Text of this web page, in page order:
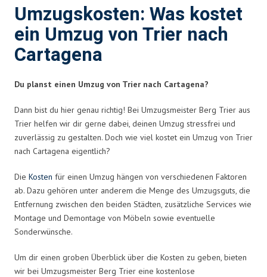
Umzugskosten: Was kostet
ein Umzug von Trier nach
Cartagena
Du planst einen Umzug von Trier nach Cartagena?
Dann bist du hier genau richtig! Bei Umzugsmeister Berg Trier aus
Trier helfen wir dir gerne dabei, deinen Umzug stressfrei und
zuverlässig zu gestalten. Doch wie viel kostet ein Umzug von Trier
nach Cartagena eigentlich?
Die Kosten für einen Umzug hängen von verschiedenen Faktoren
ab. Dazu gehören unter anderem die Menge des Umzugsguts, die
Entfernung zwischen den beiden Städten, zusätzliche Services wie
Montage und Demontage von Möbeln sowie eventuelle
Sonderwünsche.
Um dir einen groben Überblick über die Kosten zu geben, bieten
wir bei Umzugsmeister Berg Trier eine kostenlose